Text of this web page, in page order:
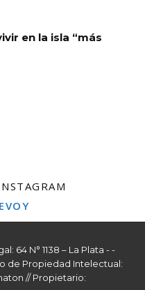
en la isla “más
64 N° 1138 – La Plata - -
de Propiedad Intelectual:
// Propietario: